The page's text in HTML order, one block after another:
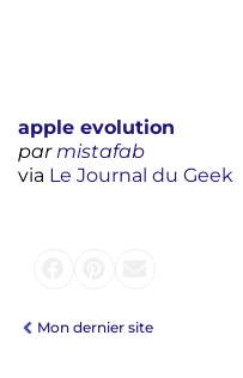
apple evolution
parmistafab
via Le Journal du Geek
Mon dernier site